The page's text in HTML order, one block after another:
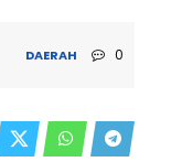
DAERAH 0